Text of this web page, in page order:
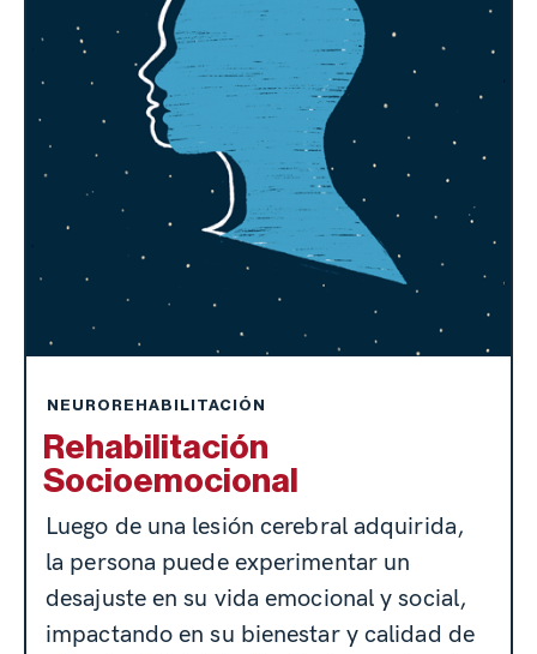
NEUROREHABILITACIÓN
Rehabilitación
Socioemocional
Luego de una lesión cerebral adquirida,
la persona puede experimentar un
desajuste en su vida emocional y social,
impactando en su bienestar y calidad de